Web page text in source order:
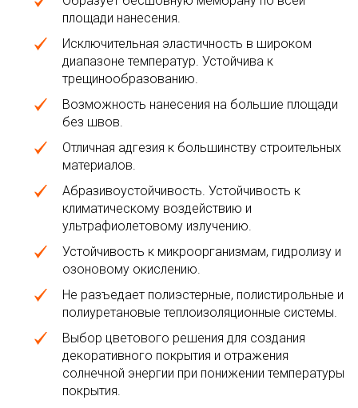
площади нанесения.
Исключительная эластичность в широком
диапазоне температур. Устойчива к
трещинообразованию.
Возможность нанесения на большие площади
без швов.
Отличная адгезия к большинству строительных
материалов.
Абразивоустойчивость. Устойчивость к
климатическому воздействию и
ультрафиолетовому излучению.
Устойчивость к микроорганизмам, гидролизу и
озоновому окислению.
Не разъедает полиэстерные, полистирольные и
полиуретановые теплоизоляционные системы.
Выбор цветового решения для создания
декоративного покрытия и отражения
солнечной энергии при понижении температуры
покрытия.